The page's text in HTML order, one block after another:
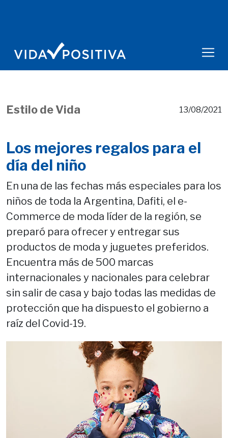
Estilo de Vida 13/08/2021
Los mejores regalos para el
día del niño
En una de las fechas más especiales para los
niños de toda la Argentina, Dafiti, el e-
Commerce de moda líder de la región, se
preparó para ofrecer y entregar sus
productos de moda y juguetes preferidos.
Encuentra más de 500 marcas
internacionales y nacionales para celebrar
sin salir de casa y bajo todas las medidas de
protección que ha dispuesto el gobierno a
raíz del Covid-19.